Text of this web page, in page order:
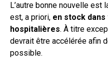
L’autre bonne nouvelle
est, a priori, en stock
hospitalières. À titre
devrait être accélérée afin
possible.